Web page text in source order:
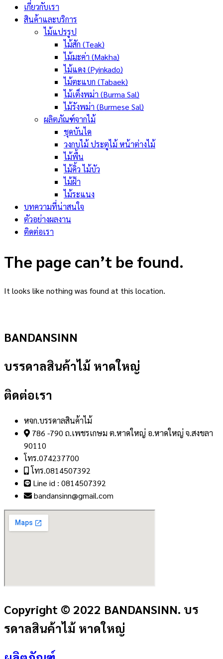
เกี่ยวกับเรา
สินค้าและบริการ
ไม้แปรรูป
ไม้สัก (Teak)
ไม้มะค่า (Makha)
ไม้แดง (Pyinkado)
ไม้ตะแบก (Tabaek)
ไม้เต็งพม่า (Burma Sal)
ไม้รังพม่า (Burmese Sal)
ผลิตภัณฑ์จากไม้
ชุดบันได
วงกบไม้ ประตูไม้ หน้าต่างไม้
ไม้พื้น
ไม้คิ้ว ไม้บัว
ไม้ฝ้า
ไม้ระแนง
บทความที่น่าสนใจ
ตัวอย่างผลงาน
ติดต่อเรา
The page can’t be found.
It looks like nothing was found at this location.
BANDANSINN
บรรดาลสินค้าไม้ หาดใหญ่
ติดต่อเรา
หจก.บรรดาลสินค้าไม้
786 -790 ถ.เพชรเกษม ต.หาดใหญ่ อ.หาดใหญ่ จ.สงขลา
90110
โทร.074237700
โทร.0814507392
Line id : 0814507392
bandansinn@gmail.com
Copyright © 2022 BANDANSINN. บร
รดาลสินค้าไม้ หาดใหญ่